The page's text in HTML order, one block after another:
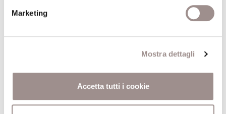
Marketing
Mostra dettagli
Accetta tutti i cookie
Pagine
Trova il volume alla Biblioteca San Carlo